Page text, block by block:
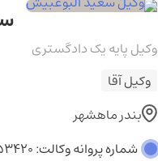
وکیل پایه یک دادگستری
وکیل آقا
بندر ماهشهر
شماره پروانه وکالت: 53420